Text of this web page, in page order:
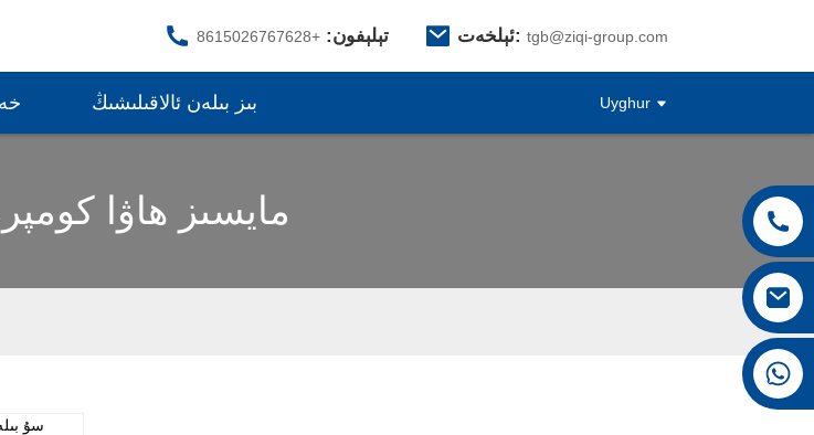
تېلېفون: +8615026767628 ئېلخەت: tgb@ziqi-group.com
بىز بىلەن ئالاقىلىشىڭ Uyghur
مايسىز ھاۋا